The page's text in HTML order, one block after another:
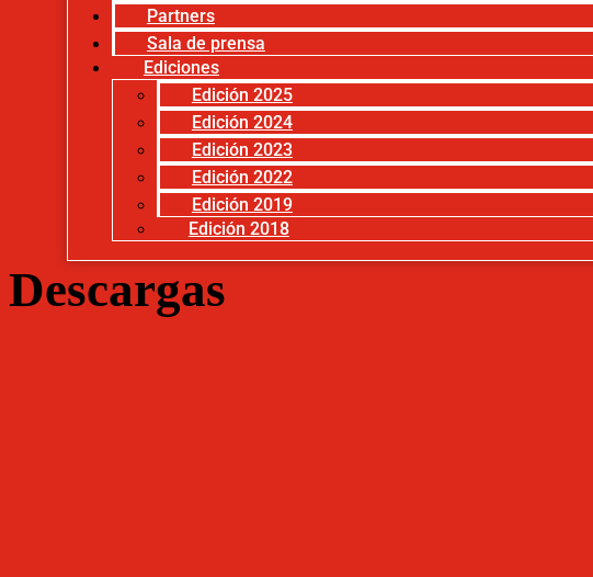
Partners
Sala de prensa
Ediciones
Edición 2025
Edición 2024
Edición 2023
Edición 2022
Edición 2019
Edición 2018
Descargas